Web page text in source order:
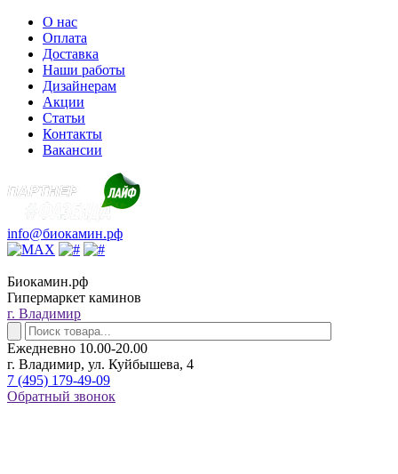
О нас
Оплата
Доставка
Наши работы
Дизайнерам
Акции
Статьи
Контакты
Вакансии
info@биокамин.рф
Биокамин.рф
Гипермаркет каминов
г. Владимир
Ежедневно 10.00-20.00
г. Владимир, ул. Куйбышева, 4
7 (495) 179-49-09
Обратный звонок